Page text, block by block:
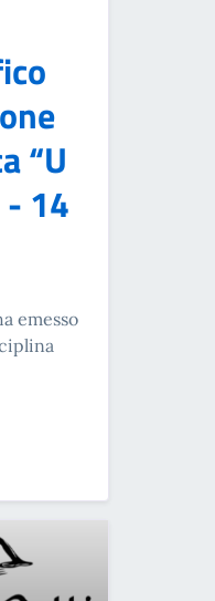
“U
- 14
emesso